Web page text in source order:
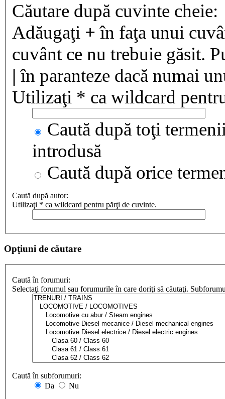
Căutare după cuvinte cheie:
Adăugaţi + în faţa unui
cuvânt ce nu trebuie găsit.
| în paranteze dacă numai
Utilizaţi * ca wildcard
Caută după toţi
introdusă
Caută după orice
Caută după autor:
Utilizaţi * ca wildcard pentru părţi de cuvinte.
Opţiuni de căutare
Caută în forumuri:
Selectaţi forumul sau forumurile în care doriţi să căutaţi.
Caută în subforumuri:
Da
Nu